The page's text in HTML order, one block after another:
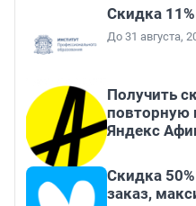
Скидка
До 31 августа,
Получить
повторную
Яндекс
Скидка
заказ,